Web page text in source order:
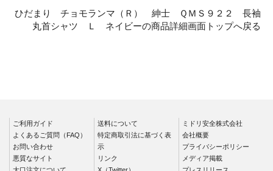
シャツ
ひだまり チョモランマ（Ｒ） 紳士 ＱＭＳ９２２ 長袖
丸首シャツ Ｌ ネイビーの商品詳細画面トップへ戻る
ご利用ガイド
よくあるご質問（FAQ）
お問い合わせ
悪質なサイト
送料について
特定商取引法に基づく表
示
リンク
ミドリ安全株式会社
会社概要
プライバシーポリシー
メディア掲載